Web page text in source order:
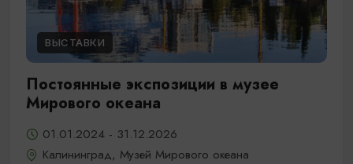
ВЫСТАВКИ
Постоянные экспозиции в музее
Мирового океана
01.01.2024 - 31.12.2026
Калининград, Музей Мирового океана